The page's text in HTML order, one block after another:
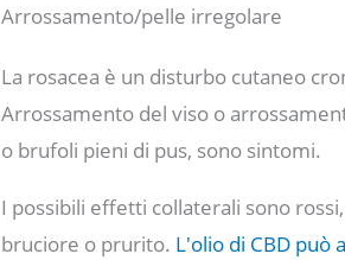
Arrossamento/pelle irregolare
La rosacea è un disturbo cutaneo
Arrossamento del viso o
o brufoli pieni di pus, sono sintomi.
I possibili effetti collaterali sono
bruciore o prurito. L'olio di CBD può